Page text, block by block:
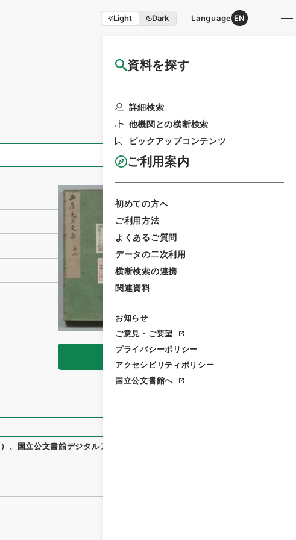
Light Dark Language EN
資料を探す
詳細検索
他機関との横断検索
ピックアップコンテンツ
ご利用案内
初めての方へ
ご利用方法
よくあるご質問
データの二次利用
横断検索の連携
関連資料
お知らせ
ご意見・ご要望
プライバシーポリシー
アクセシビリティポリシー
国立公文書館へ
国立公文書館HP利用案内
全ての情報
） 、 国立公文書館デジタルアーカイブ